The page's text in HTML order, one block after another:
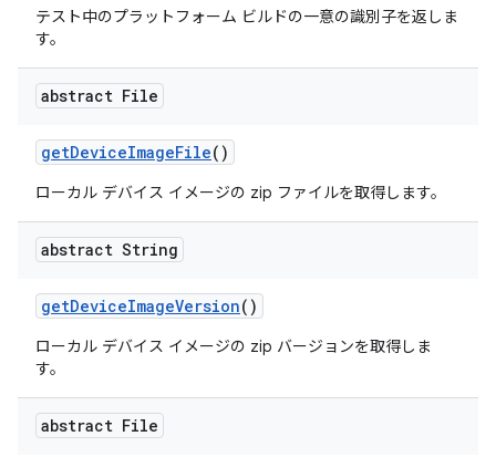
テスト中のプラットフォーム ビルドの一意の識別子を返しま
す。
abstract File
getDeviceImageFile()
ローカル デバイス イメージの zip ファイルを取得します。
abstract String
getDeviceImageVersion()
ローカル デバイス イメージの zip バージョンを取得しま
す。
abstract File